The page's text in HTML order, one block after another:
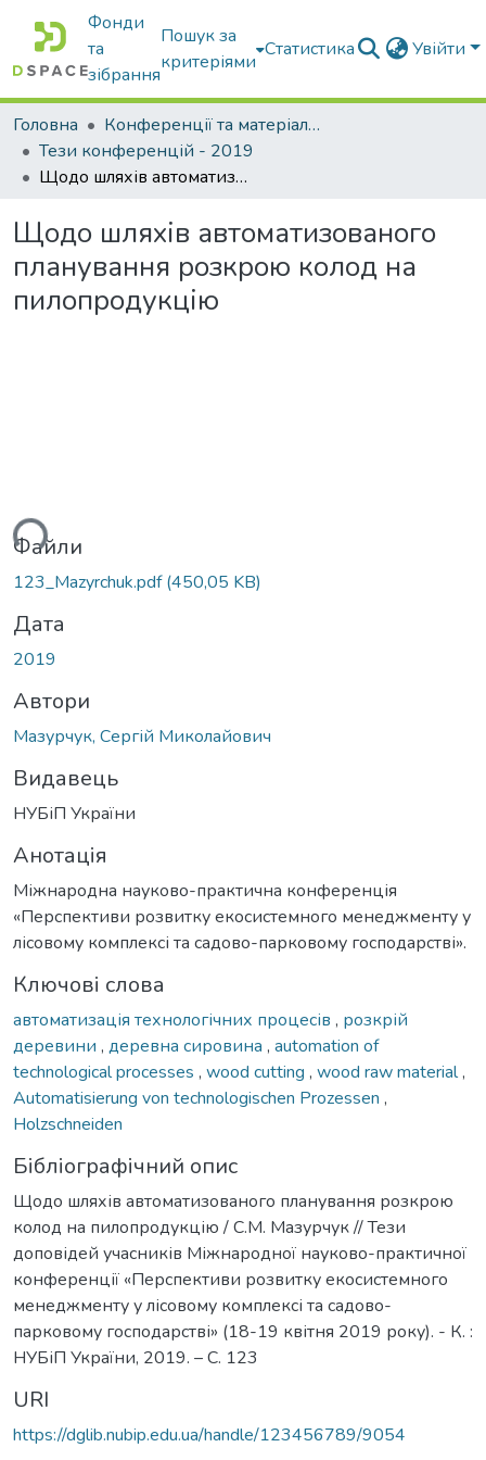
Фонди
та
зібрання
Пошук за
критеріями
Статистика Увійти
Головна
Конференції та матеріали конференцій
Тези конференцій - 2019
Щодо шляхів автоматизованого планування розкрою колод на пилопродукцію
Щодо шляхів автоматизованого
планування розкрою колод на
пилопродукцію
Файли
123_Mazyrchuk.pdf(450,05 KB)
Дата
2019
Автори
Мазурчук, Сергій Миколайович
Видавець
НУБіП України
Анотація
Міжнародна науково-практична конференція
«Перспективи розвитку екосистемного менеджменту у
лісовому комплексі та садово-парковому господарстві».
Ключові слова
автоматизація технологічних процесів , розкрій
деревини , деревна сировина , automation of
technological processes , wood cutting , wood raw material,
Automatisierung von technologischen Prozessen ,
Holzschneiden
Бібліографічний опис
Щодо шляхів автоматизованого планування розкрою
колод на пилопродукцію / С.М. Мазурчук // Тези
доповідей учасників Міжнародної науково-практичної
конференції «Перспективи розвитку екосистемного
менеджменту у лісовому комплексі та садово-
парковому господарстві» (18-19 квітня 2019 року). - К. :
НУБіП України, 2019. – С. 123
URI
https://dglib.nubip.edu.ua/handle/123456789/9054